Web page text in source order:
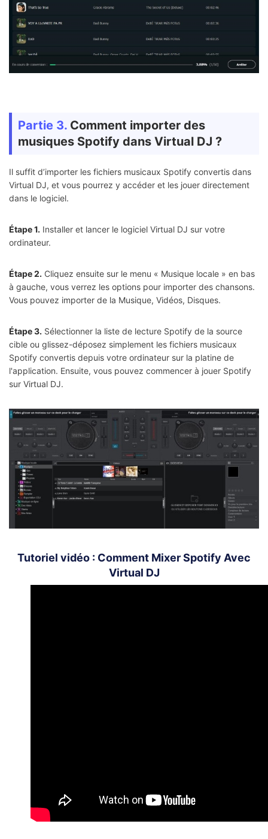
Partie 3. Comment importer des
musiques Spotify dans Virtual DJ ?
Il suffit d’importer les fichiers musicaux Spotify convertis dans
Virtual DJ, et vous pourrez y accéder et les jouer directement
dans le logiciel.
Étape 1. Installer et lancer le logiciel Virtual DJ sur votre
ordinateur.
Étape 2. Cliquez ensuite sur le menu « Musique locale » en bas
à gauche, vous verrez les options pour importer des chansons.
Vous pouvez importer de la Musique, Vidéos, Disques.
Étape 3. Sélectionner la liste de lecture Spotify de la source
cible ou glissez-déposez simplement les fichiers musicaux
Spotify convertis depuis votre ordinateur sur la platine de
l'application. Ensuite, vous pouvez commencer à jouer Spotify
sur Virtual DJ.
Tutoriel vidéo : Comment Mixer Spotify Avec
Virtual DJ